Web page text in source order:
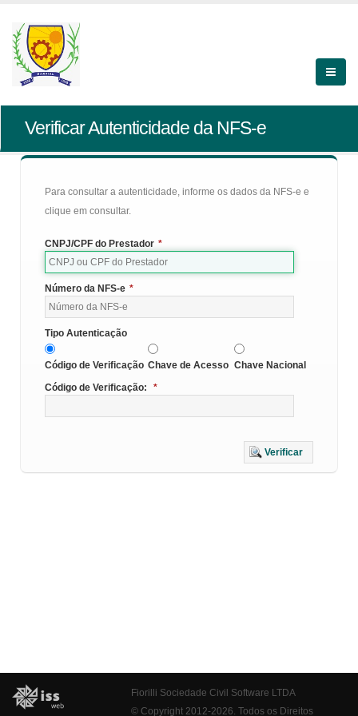
Verificar Autenticidade da NFS-e
Para consultar a autenticidade, informe os dados da NFS-e e
clique em consultar.
CNPJ/CPF do Prestador *
Número da NFS-e *
Tipo Autenticação
Código de Verificação Chave de Acesso Chave Nacional
Código de Verificação:
*
Verificar
Fiorilli Sociedade Civil Software LTDA
© Copyright 2012-2026. Todos os Direitos